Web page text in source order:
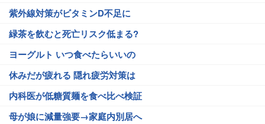
紫外線対策がビタミンD不足に
緑茶を飲むと死亡リスク低まる?
ヨーグルト いつ食べたらいいの
休みだが疲れる 隠れ疲労対策は
内科医が低糖質麺を食べ比べ検証
母が娘に減量強要→家庭内別居へ